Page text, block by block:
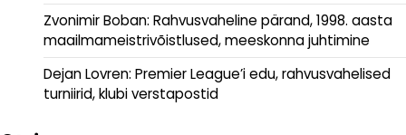
Zvonimir Boban: Rahvusvaheline pärand, 1998. aasta
maailmameistrivõistlused, meeskonna juhtimine
Dejan Lovren: Premier League’i edu, rahvusvahelised
turniirid, klubi verstapostid